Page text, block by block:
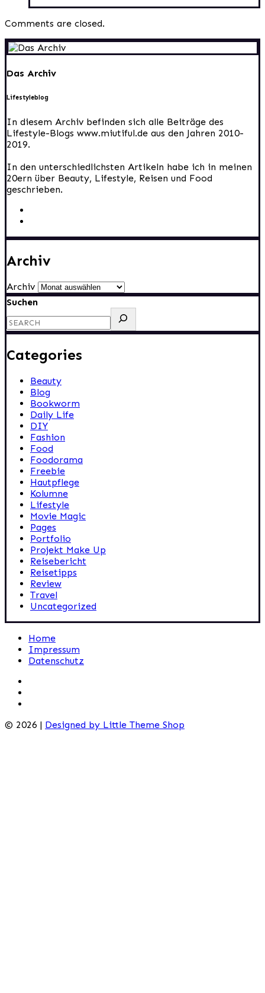
Comments are closed.
Das Archiv
Lifestyleblog
In diesem Archiv befinden sich alle Beiträge des
Lifestyle-Blogs www.miutiful.de aus den Jahren 2010-
2019.
In den unterschiedlichsten Artikeln habe ich in meinen
20ern über Beauty, Lifestyle, Reisen und Food
geschrieben.
Archiv
Archiv
Suchen
Categories
Beauty
Blog
Bookworm
Daily Life
DIY
Fashion
Food
Foodorama
Freebie
Hautpflege
Kolumne
Lifestyle
Movie Magic
Pages
Portfolio
Projekt Make Up
Reisebericht
Reisetipps
Review
Travel
Uncategorized
Home
Impressum
Datenschutz
© 2026 | Designed by Little Theme Shop